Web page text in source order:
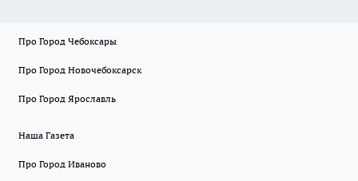
Про Город Чебоксары
Про Город Новочебоксарск
Про Город Ярославль
Наша Газета
Про Город Иваново